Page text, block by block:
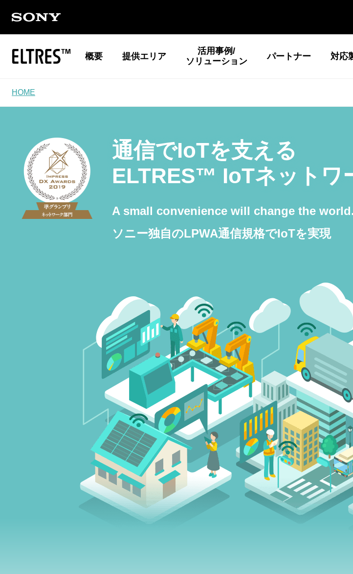
概要 提供エリア
活用事例/
ソリューション
パートナー 対応
HOME
通信でIoTを支える
ELTRES™ IoTネットワ
A small convenience will change the world.
ソニー独自のLPWA通信規格でIoTを実現